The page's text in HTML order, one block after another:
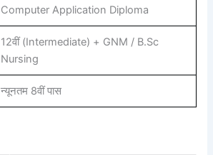
Computer Application Diploma
12वीं (Intermediate) + GNM / B.Sc
Nursing
न्यूनतम 8वीं पास